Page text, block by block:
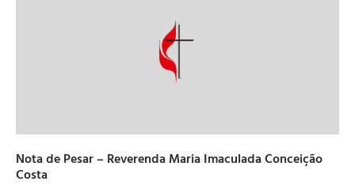
Nota de Pesar – Reverenda Maria Imaculada Conceição
Costa